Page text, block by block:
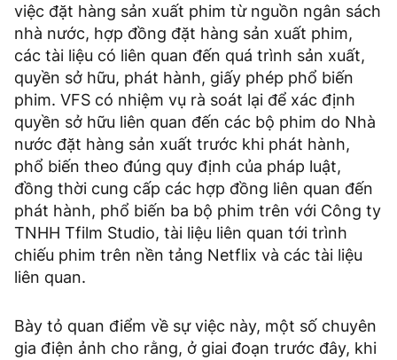
việc đặt hàng sản xuất phim từ nguồn ngân sách
nhà nước, hợp đồng đặt hàng sản xuất phim,
các tài liệu có liên quan đến quá trình sản xuất,
quyền sở hữu, phát hành, giấy phép phổ biến
phim. VFS có nhiệm vụ rà soát lại để xác định
quyền sở hữu liên quan đến các bộ phim do Nhà
nước đặt hàng sản xuất trước khi phát hành,
phổ biến theo đúng quy định của pháp luật,
đồng thời cung cấp các hợp đồng liên quan đến
phát hành, phổ biến ba bộ phim trên với Công ty
TNHH Tfilm Studio, tài liệu liên quan tới trình
chiếu phim trên nền tảng Netflix và các tài liệu
liên quan.
Bày tỏ quan điểm về sự việc này, một số chuyên
gia điện ảnh cho rằng, ở giai đoạn trước đây, khi